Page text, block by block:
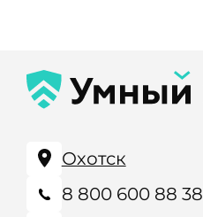
Охотск
8 800 600 88 38